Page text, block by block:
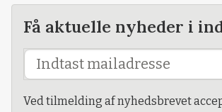
Få aktuelle nyheder i
Ved tilmelding af nyhedsbrevet